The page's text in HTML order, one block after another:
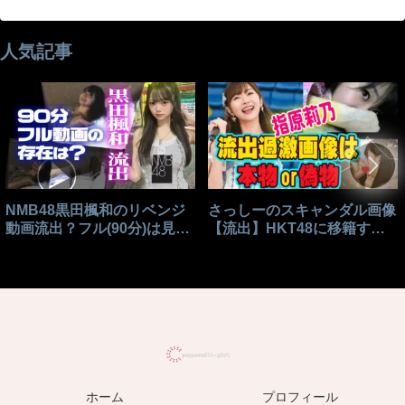
人気記事
NMB48黒田楓和のリベンジ
動画流出？フル(90分)は見れ
さっしーのスキャンダル画像
【流出】HKT48に移籍する
ホーム プロフィール